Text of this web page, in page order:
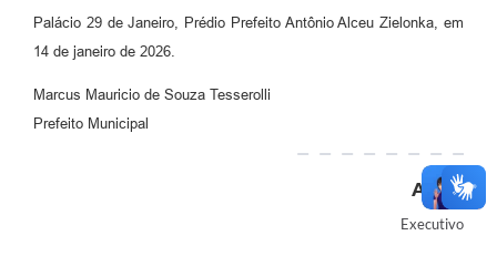
Palácio 29 de Janeiro, Prédio Prefeito Antônio Alceu Zielonka, em
14 de janeiro de 2026.
Marcus Mauricio de Souza Tesserolli
Prefeito Municipal
Autor
Executivo